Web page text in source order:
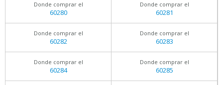
Donde comprar el
60280
Donde comprar el
60281
Donde comprar el
60282
Donde comprar el
60283
Donde comprar el
60284
Donde comprar el
60285